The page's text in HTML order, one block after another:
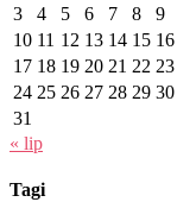
3
4 5 6 7 8
9
10 11 12 13 14 15 16
17 18 19 20 21 22 23
24 25 26 27 28 29 30
31
« lip
Tagi